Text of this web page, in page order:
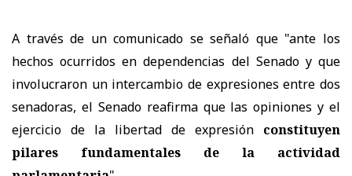
A través de un comunicado se señaló que "ante los
hechos ocurridos en dependencias del Senado y que
involucraron un intercambio de expresiones entre dos
senadoras, el Senado reafirma que las opiniones y el
ejercicio de la libertad de expresión constituyen
pilares fundamentales de la actividad